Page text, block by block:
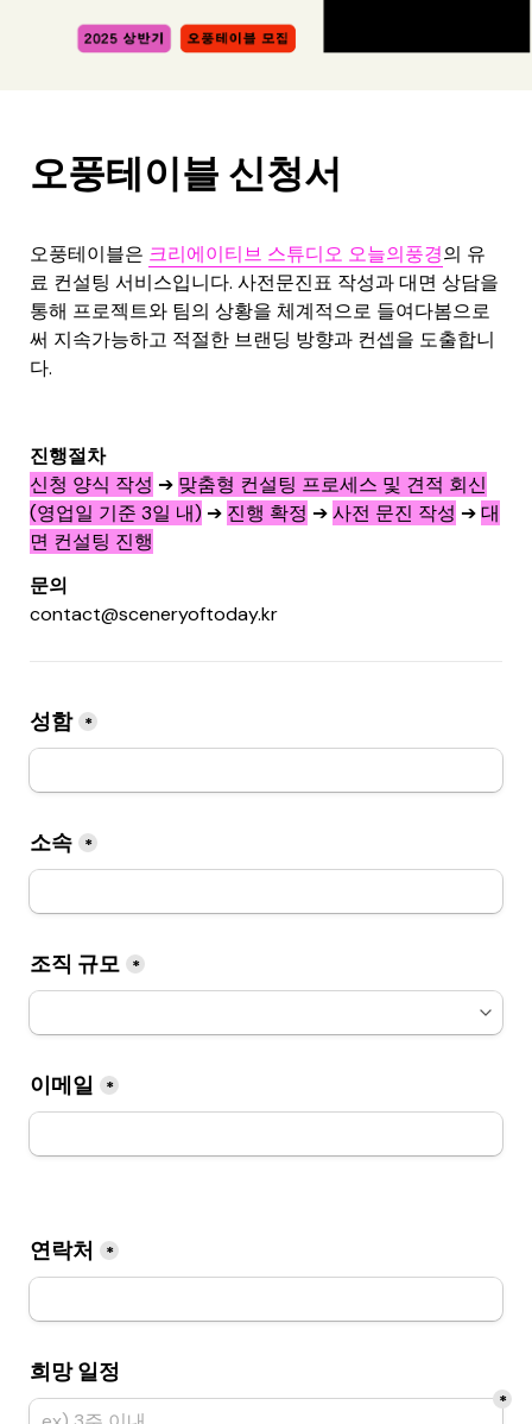
오풍테이블 신청서
오풍테이블은 크리에이티브 스튜디오 오늘의풍경의 유
료 컨설팅 서비스입니다. 사전문진표 작성과 대면 상담을
통해 프로젝트와 팀의 상황을 체계적으로 들여다봄으로
써 지속가능하고 적절한 브랜딩 방향과 컨셉을 도출합니
다.
신청 양식 작성 ➔ 맞춤형 컨설팅 프로세스 및 견적 회신
(영업일 기준 3일 내) ➔ 진행 확정 ➔ 사전 문진 작성 ➔ 대
면 컨설팅 진행
contact@sceneryoftoday.kr
성함 *
소속 *
조직 규모 *
이메일 *
연락처 *
희망 일정
*